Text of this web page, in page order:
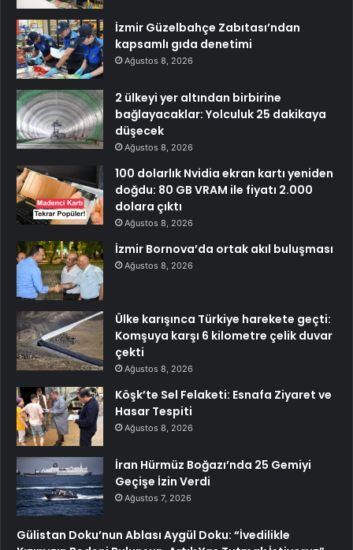
İzmir Güzelbahçe Zabıtası’ndan
kapsamlı gıda denetimi
Ağustos 8, 2026
2 ülkeyi yer altından birbirine
bağlayacaklar: Yolculuk 25 dakikaya
düşecek
Ağustos 8, 2026
100 dolarlık Nvidia ekran kartı yeniden
doğdu: 80 GB VRAM ile fiyatı 2.000
dolara çıktı
Ağustos 8, 2026
İzmir Bornova’da ortak akıl buluşması
Ağustos 8, 2026
Ülke karışınca Türkiye harekete geçti:
Komşuya karşı 6 kilometre çelik duvar
çekti
Ağustos 8, 2026
Köşk’te Sel Felaketi: Esnafa Ziyaret ve
Hasar Tespiti
Ağustos 8, 2026
İran Hürmüz Boğazı’nda 25 Gemiyi
Geçişe İzin Verdi
Ağustos 7, 2026
Gülistan Doku’nun Ablası Aygül Doku: “İvedilikle